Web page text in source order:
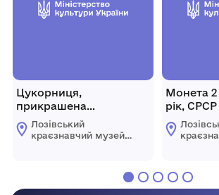
Цукорниця,
прикрашена
геометричним
орнаментом
Лозівський
краєзнавчий музей
Монета 2
рік, СРСР